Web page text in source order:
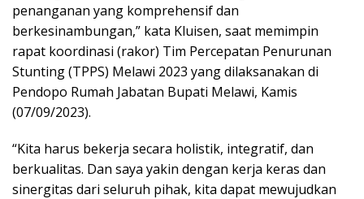
penanganan yang komprehensif dan
berkesinambungan,” kata Kluisen, saat memimpin
rapat koordinasi (rakor) Tim Percepatan Penurunan
Stunting (TPPS) Melawi 2023 yang dilaksanakan di
Pendopo Rumah Jabatan Bupati Melawi, Kamis
(07/09/2023).
“Kita harus bekerja secara holistik, integratif, dan
berkualitas. Dan saya yakin dengan kerja keras dan
sinergitas dari seluruh pihak, kita dapat mewujudkan